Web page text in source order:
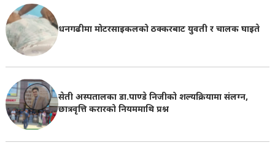
धनगढीमा मोटरसाइकलको ठक्करबाट युवती र चालक घाइते
सेती अस्पतालका डा.पाण्डे निजीको शल्यक्रियामा संलग्न,
छात्रवृत्ति करारको नियममाथि प्रश्न